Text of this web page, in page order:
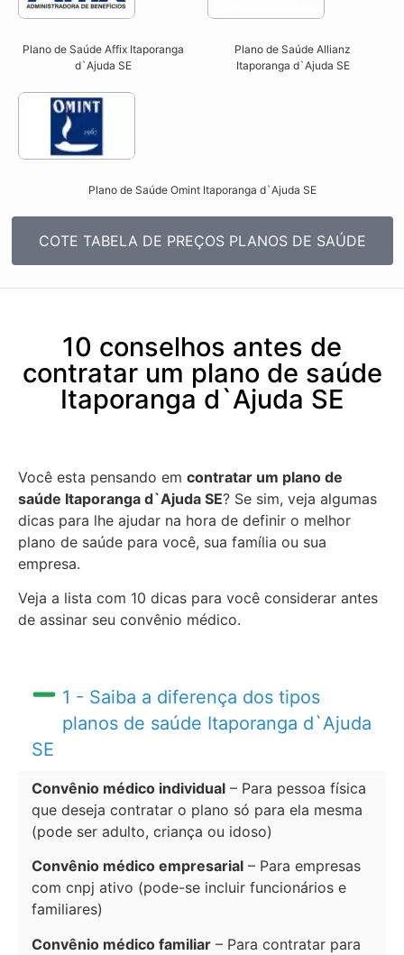
Plano de Saúde Affix Itaporanga
d`Ajuda SE​
Plano de Saúde Allianz
Itaporanga d`Ajuda SE​
Plano de Saúde Omint Itaporanga d`Ajuda SE​
COTE TABELA DE PREÇOS PLANOS DE SAÚDE
10 conselhos antes de
contratar um plano de saúde
Itaporanga d`Ajuda SE
Você esta pensando em contratar um plano de
saúde Itaporanga d`Ajuda SE? Se sim, veja algumas
dicas para lhe ajudar na hora de definir o melhor
plano de saúde para você, sua família ou sua
empresa.
Veja a lista com 10 dicas para você considerar antes
de assinar seu convênio médico.
1 - Saiba a diferença dos tipos
planos de saúde Itaporanga d`Ajuda
SE
Convênio médico individual – Para pessoa física
que deseja contratar o plano só para ela mesma
(pode ser adulto, criança ou idoso)
Convênio médico empresarial – Para empresas
com cnpj ativo (pode-se incluir funcionários e
familiares)
Convênio médico familiar – Para contratar para